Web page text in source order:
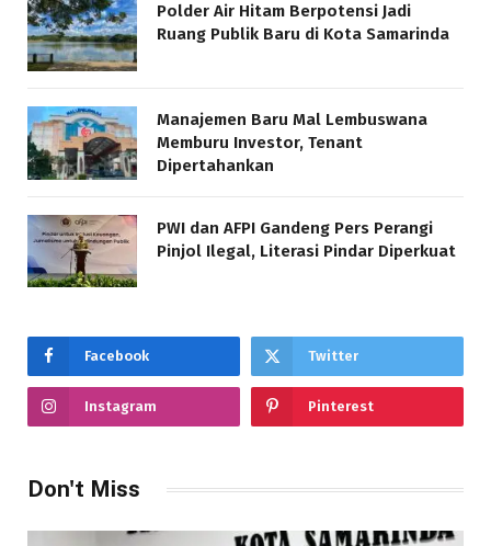
Polder Air Hitam Berpotensi Jadi
Ruang Publik Baru di Kota Samarinda
Manajemen Baru Mal Lembuswana
Memburu Investor, Tenant
Dipertahankan
PWI dan AFPI Gandeng Pers Perangi
Pinjol Ilegal, Literasi Pindar Diperkuat
Facebook Twitter
Instagram Pinterest
Don't Miss